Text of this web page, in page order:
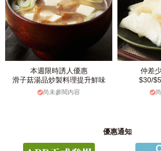
本週限時誘人優惠
滑子菇湯品炒製料理提升鮮味
尚未參閱內容
仲差
$30/
優惠通知